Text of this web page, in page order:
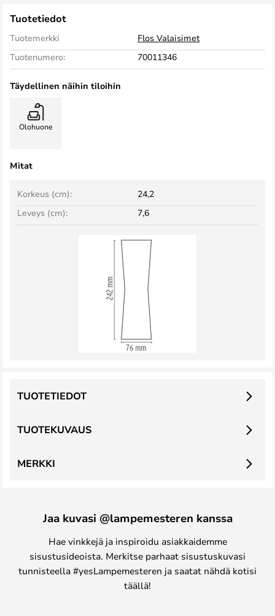
Tuotetiedot
Tuotemerkki
Flos Valaisimet
Tuotenumero:
70011346
Täydellinen näihin tiloihin
Olohuone
Mitat
Leveys (cm): 7,6
Korkeus (cm): 24,2
TUOTEKUVAUS
TUOTETIEDOT
MERKKI
Jaa kuvasi @lampemesteren kanssa
Hae vinkkejä ja inspiroidu asiakkaidemme
sisustusideoista. Merkitse parhaat sisustuskuvasi
tunnisteella #yesLampemesteren ja saatat nähdä kotisi
täällä!